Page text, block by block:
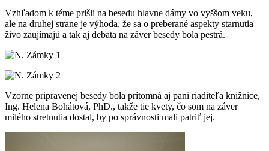
Vzhľadom k téme prišli na besedu hlavne dámy vo vyššom veku,
ale na druhej strane je výhoda, že sa o preberané aspekty starnutia
živo zaujímajú a tak aj debata na záver besedy bola pestrá.
Vzorne pripravenej besedy bola prítomná aj pani riaditeľa knižnice,
Ing. Helena Bohátová, PhD., takže tie kvety, čo som na záver
milého stretnutia dostal, by po správnosti mali patriť jej.